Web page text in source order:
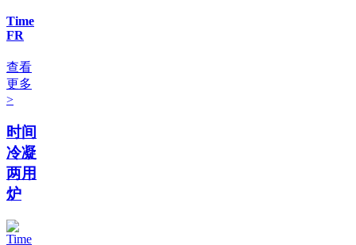
Time
FR
查看
更多
>
时间
冷凝
两用
炉